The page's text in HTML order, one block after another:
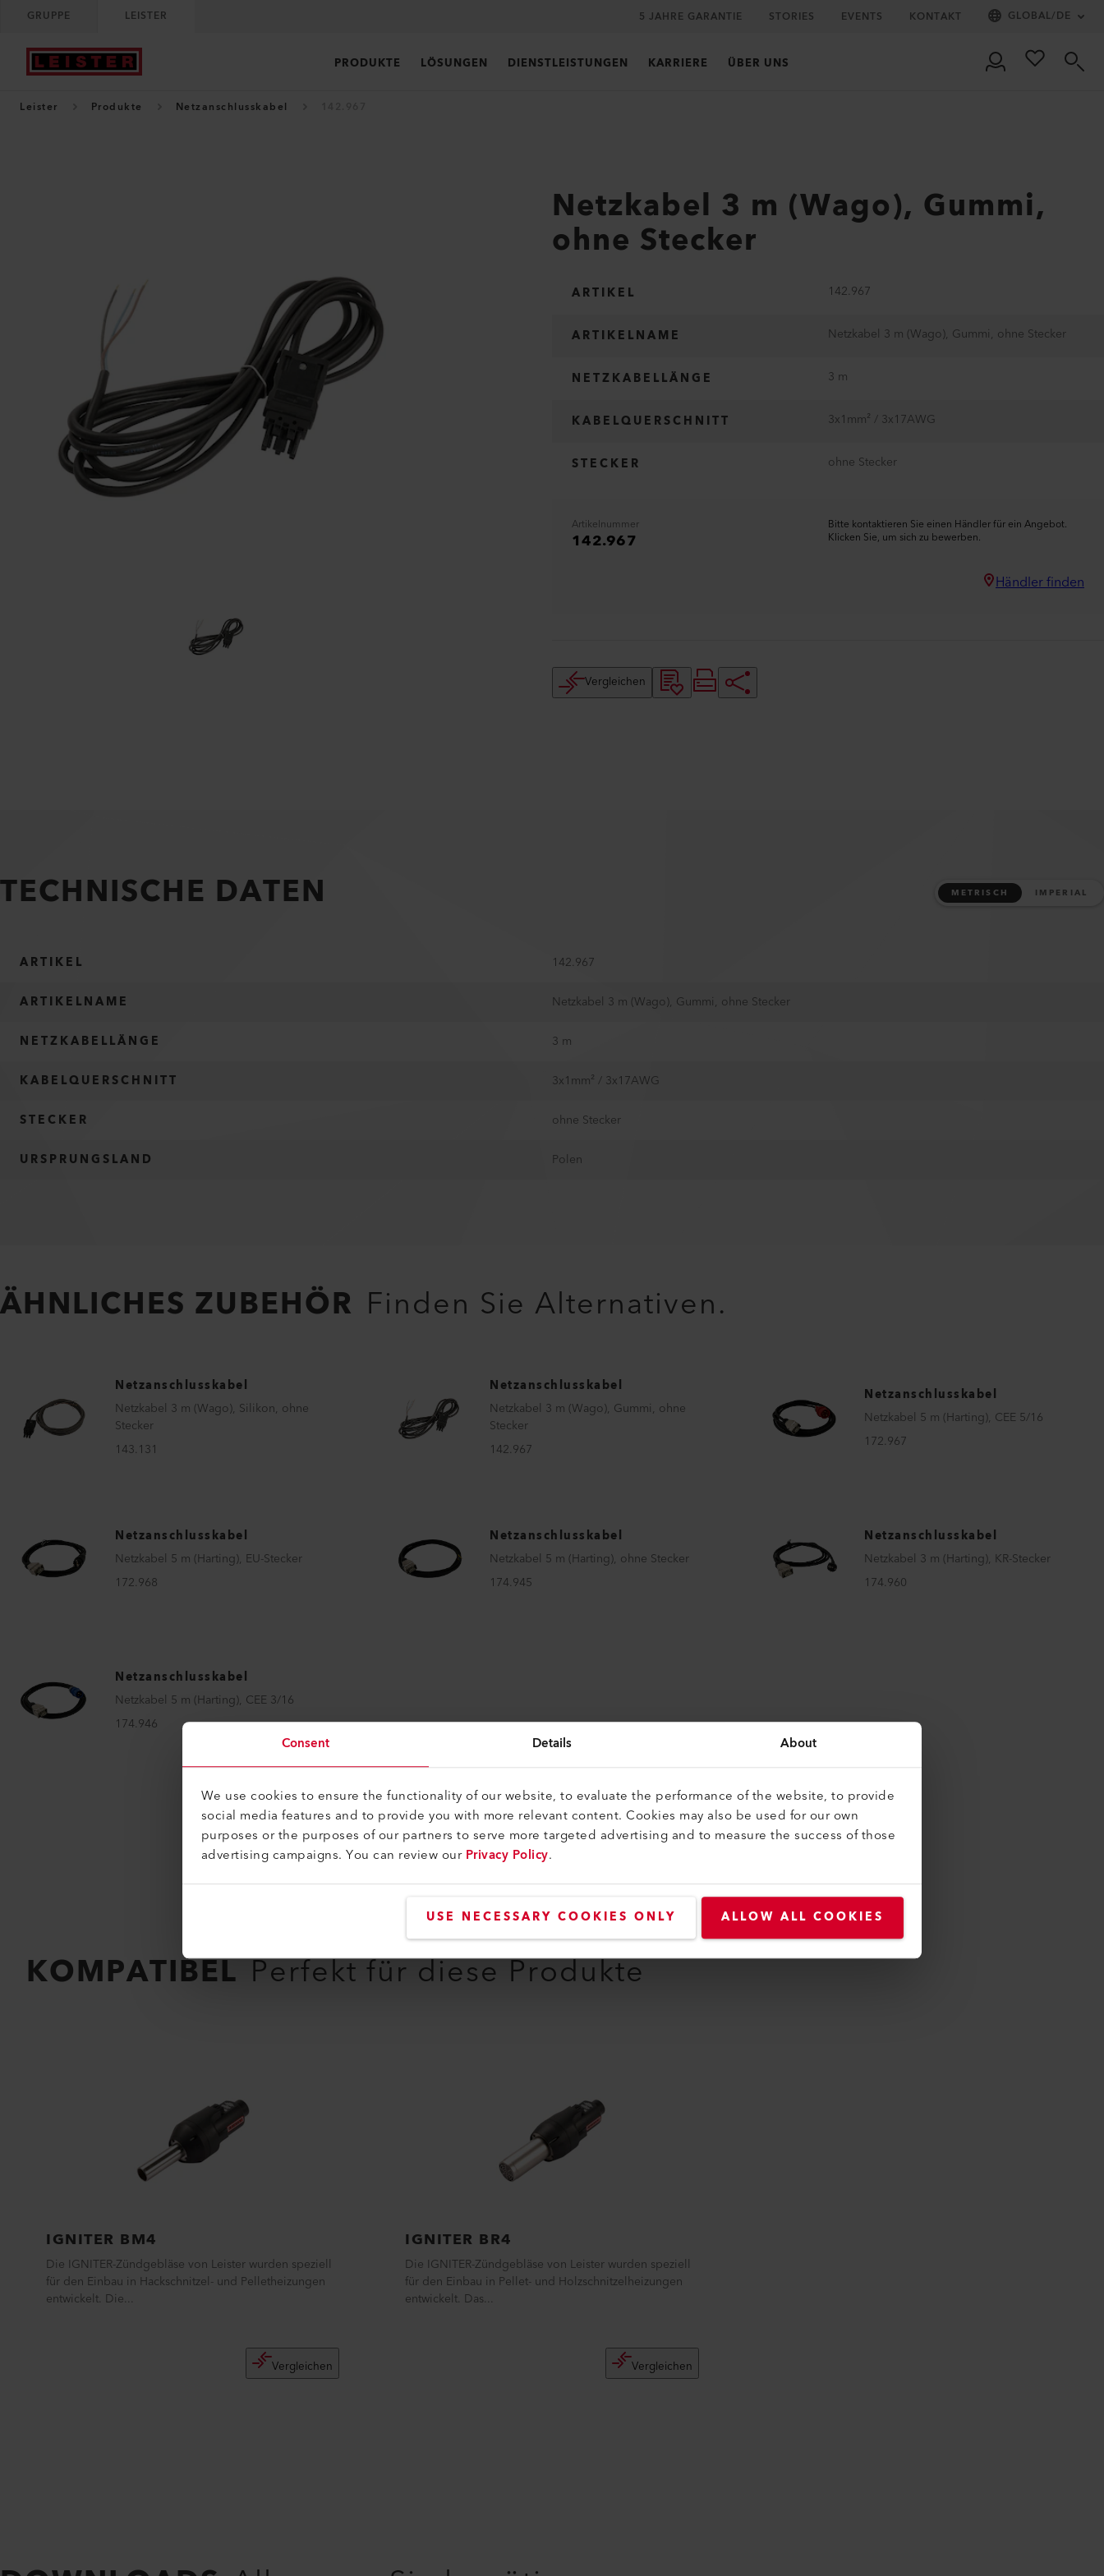
Consent Details About
We use cookies to ensure the functionality of our website, to evaluate the performance of the website, to provide
social media features and to provide you with more relevant content. Cookies may also be used for our own
purposes or the purposes of our partners to serve more targeted advertising and to measure the success of those
advertising campaigns. You can review ourPrivacy Policy.
USE NECESSARY COOKIES ONLY ALLOW ALL COOKIES
GRUPPE LEISTER 5 JAHRE GARANTIE STORIES EVENTS KONTAKT GLOBAL/DE
PRODUKTE LÖSUNGEN DIENSTLEISTUNGEN KARRIERE ÜBER UNS
Leister Produkte Netzanschlusskabel
Netzkabel 3 m (Wago), Gummi,
ohne Stecker
ARTIKEL 142.967
ARTIKELNAME Netzkabel 3 m (Wago), Gummi, ohne Stecker
NETZKABELLÄNGE 3 m
KABELQUERSCHNITT 3x1mm² / 3x17AWG
STECKER ohne Stecker
Artikelnummer
142.967
Bitte kontaktieren Sie einen Händler für ein Angebot.
Klicken Sie, um sich zu bewerben.
Händler finden
Vergleichen
TECHNISCHE DATEN METRISCH IMPERIAL
ARTIKEL
142.967
ARTIKELNAME
Netzkabel 3 m (Wago), Gummi, ohne Stecker
NETZKABELLÄNGE
3 m
KABELQUERSCHNITT
3x1mm² / 3x17AWG
STECKER
ohne Stecker
URSPRUNGSLAND
Polen
ÄHNLICHES ZUBEHÖR Finden Sie Alternativen.
Netzanschlusskabel
Netzkabel 3 m (Wago), Silikon, ohne
Stecker
143.131
Netzanschlusskabel
Netzkabel 3 m (Wago), Gummi, ohne
Stecker
142.967
Netzanschlusskabel
Netzkabel 5 m (Harting), CEE 5/16
172.967
Netzanschlusskabel
Netzkabel 5 m (Harting), EU-Stecker
172.968
Netzanschlusskabel
Netzkabel 5 m (Harting), ohne Stecker
174.945
Netzanschlusskabel
Netzkabel 3 m (Harting), KR-Stecker
174.960
Netzanschlusskabel
Netzkabel 5 m (Harting), CEE 3/16
174.946
KOMPATIBEL Perfekt für diese Produkte
IGNITER BM4
Die IGNITER-Zündgebläse von Leister wurden speziell
für den Einbau in Hackschnitzel- und Pelletheizungen
entwickelt. Die...
Vergleichen
IGNITER BR4
Die IGNITER-Zündgebläse von Leister wurden speziell
für den Einbau in Pellet- und Holzschnitzelheizungen
entwickelt. Das...
Vergleichen